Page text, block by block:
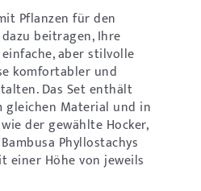
Pflanzen für den
beitragen, Ihre
aber stilvolle
komfortabler und
Das Set enthält
gleichen Material und in
der gewählte Hocker,
Phyllostachys
einer Höhe von jeweils